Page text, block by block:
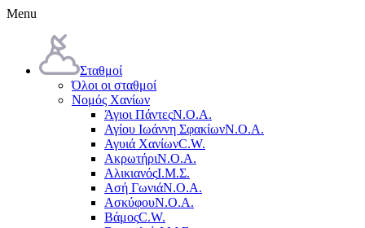
Menu
Σταθμοί
Όλοι οι σταθμοί
Νομός Χανίων
Άγιοι ΠάντεςΝ.Ο.Α.
Αγίου Ιωάννη ΣφακίωνΝ.Ο.Α.
Αγυιά ΧανίωνC.W.
ΑκρωτήριΝ.Ο.Α.
ΑλικιανόςΙ.Μ.Σ.
Ασή ΓωνιάΝ.Ο.Α.
ΑσκύφουΝ.Ο.Α.
ΒάμοςC.W.